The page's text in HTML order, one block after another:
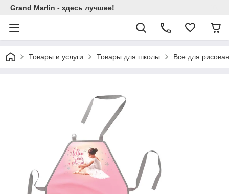
Grand Marlin - здесь лучшее!
Товары и услуги Товары для школы Все для